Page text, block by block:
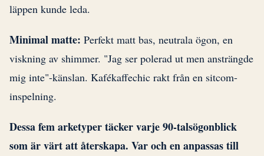
läppen kunde leda.
Minimal matte: Perfekt matt bas, neutrala ögon, en
viskning av shimmer. "Jag ser polerad ut men ansträngde
mig inte"-känslan. Kafékaffechic rakt från en sitcom-
inspelning.
Dessa fem arketyper täcker varje 90-talsögonblick
som är värt att återskapa. Var och en anpassas till